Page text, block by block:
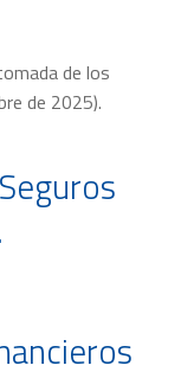
de los
de 2025).